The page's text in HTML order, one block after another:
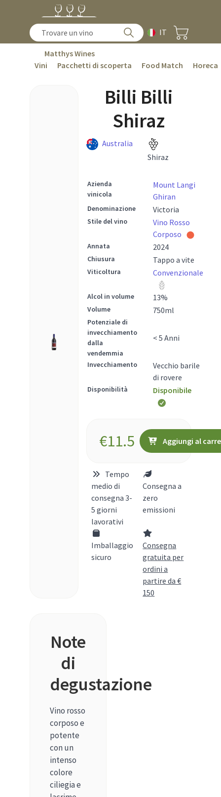
IT
Matthys Wines
Vini
Pacchetti di scoperta Food Match Horeca
Billi Billi
Shiraz
Australia
Shiraz
Azienda
vinicola
Mount Langi
Ghiran
Denominazione Victoria
Stile del vino
Vino Rosso
Corposo
Annata 2024
Chiusura Tappo a vite
Viticoltura Convenzionale
Alcol in volume 13%
Volume 750ml
Potenziale di
invecchiamento
dalla
vendemmia
< 5 Anni
Invecchiamento
Vecchio barile
di rovere
Disponibilità Disponibile
€11.5 Aggiungi al
Tempo
medio di
consegna 3-
5 giorni
lavorativi
Consegna a
zero
emissioni
Imballaggio
sicuro
Consegna
gratuita per
ordini a
partire da €
150
Note
di
degustazione
Vino rosso
corposo e
potente
con un
intenso
colore
ciliegia e